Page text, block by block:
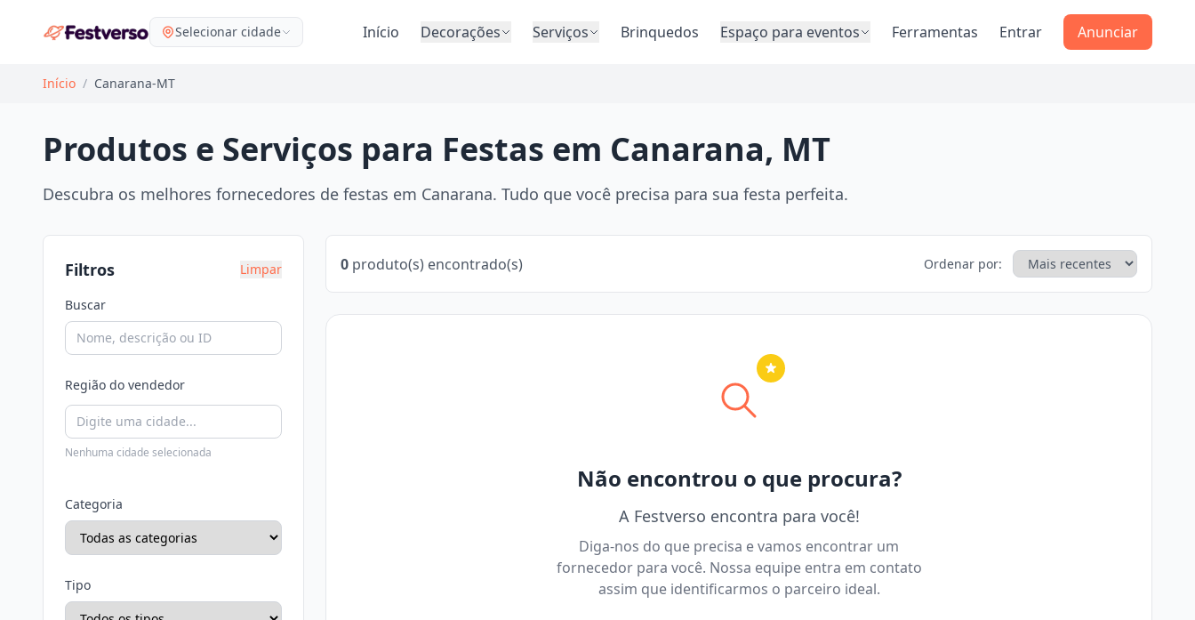
Selecionar cidade Início Decorações Serviços Brinquedos Espaço para eventos Ferramentas Entrar Anunciar
Início / Canarana-MT
Produtos e Serviços para Festas em Canarana, MT
Descubra os melhores fornecedores de festas em Canarana. Tudo que você precisa para sua festa perfeita.
Filtros Limpar
Buscar
Região do vendedor
Nenhuma cidade selecionada
Categoria
Tipo
0 produto(s) encontrado(s) Ordenar por:
Não encontrou o que procura?
A Festverso encontra para você!
Diga-nos do que precisa e vamos encontrar um
fornecedor para você. Nossa equipe entra em contato
assim que identificarmos o parceiro ideal.